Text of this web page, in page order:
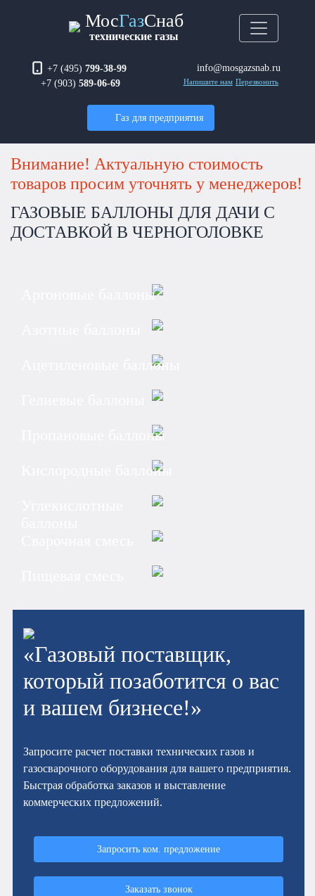
МосГазСнаб
технические газы
+7 (495) 799-38-99
+7 (903) 589-06-69
info@mosgazsnab.ru
Напишите нам Перезвонить
Газ для предприятия
Внимание! Актуальную стоимость
товаров просим уточнять у менеджеров!
ГАЗОВЫЕ БАЛЛОНЫ ДЛЯ ДАЧИ С
ДОСТАВКОЙ В ЧЕРНОГОЛОВКЕ
Аргоновые баллоны
Ацетиленовые баллоны
Пропановые баллоны
Кислородные баллоны
«Газовый поставщик,
который позаботится о вас
и вашем бизнесе!»
Запросите расчет поставки технических газов и
газосварочного оборудования для вашего предприятия.
Быстрая обработка заказов и выставление
коммерческих предложений.
Запросить ком. предложение
Заказать звонок